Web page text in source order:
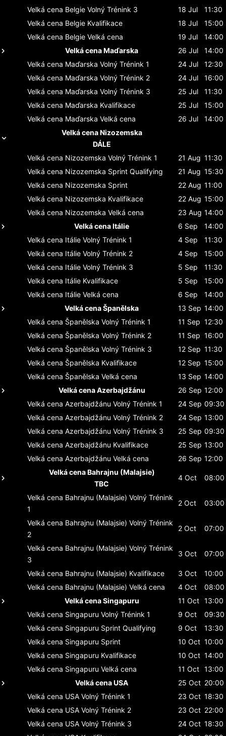
Velká cena Belgie Volný Trénink 3 18 Jul
11:30
Velká cena Belgie Kvalifikace 18 Jul
15:00
Velká cena Belgie Velká cena 19 Jul
14:00
Velká cena Maďarska
26 Jul
14:00
Velká cena Maďarska Volný Trénink 1 24 Jul
12:30
Velká cena Maďarska Volný Trénink 2 24 Jul
16:00
Velká cena Maďarska Volný Trénink 3 25 Jul
11:30
Velká cena Maďarska Kvalifikace 25 Jul
15:00
Velká cena Maďarska Velká cena 26 Jul
14:00
Velká cena Nizozemska
DÁLE
Velká cena Nizozemska Volný Trénink 1 21 Aug 11:30
Velká cena Nizozemska Sprint Qualifying 21 Aug 15:30
Velká cena Nizozemska Sprint 22 Aug 11:00
Velká cena Nizozemska Kvalifikace 22 Aug 15:00
Velká cena Nizozemska Velká cena 23 Aug 14:00
Velká cena Itálie
6 Sep
14:00
Velká cena Itálie Volný Trénink 1 4 Sep
11:30
Velká cena Itálie Volný Trénink 2 4 Sep
15:00
Velká cena Itálie Volný Trénink 3 5 Sep
11:30
Velká cena Itálie Kvalifikace 5 Sep
15:00
Velká cena Itálie Velká cena 6 Sep
14:00
Velká cena Španělska
13 Sep 14:00
Velká cena Španělska Volný Trénink 1 11 Sep 12:30
Velká cena Španělska Volný Trénink 2 11 Sep 16:00
Velká cena Španělska Volný Trénink 3 12 Sep 11:30
Velká cena Španělska Kvalifikace 12 Sep 15:00
Velká cena Španělska Velká cena 13 Sep 14:00
Velká cena Azerbajdžánu
26 Sep 12:00
Velká cena Azerbajdžánu Volný Trénink 1 24 Sep 09:30
Velká cena Azerbajdžánu Volný Trénink 2 24 Sep 13:00
Velká cena Azerbajdžánu Volný Trénink 3 25 Sep 09:30
Velká cena Azerbajdžánu Kvalifikace 25 Sep 13:00
Velká cena Azerbajdžánu Velká cena 26 Sep 12:00
Velká cena Bahrajnu (Malajsie)
TBC
4 Oct 08:00
Velká cena Bahrajnu (Malajsie) Volný Trénink
1
2 Oct 03:00
Velká cena Bahrajnu (Malajsie) Volný Trénink
2
2 Oct 07:00
Velká cena Bahrajnu (Malajsie) Volný Trénink
3
3 Oct 07:00
Velká cena Bahrajnu (Malajsie) Kvalifikace 3 Oct
10:00
Velká cena Bahrajnu (Malajsie) Velká cena 4 Oct
08:00
Velká cena Singapuru
11 Oct 13:00
Velká cena Singapuru Volný Trénink 1 9 Oct
09:30
Velká cena Singapuru Sprint Qualifying 9 Oct
13:30
Velká cena Singapuru Sprint 10 Oct 10:00
Velká cena Singapuru Kvalifikace 10 Oct 14:00
Velká cena Singapuru Velká cena 11 Oct 13:00
Velká cena USA
25 Oct 20:00
Velká cena USA Volný Trénink 1 23 Oct 18:30
Velká cena USA Volný Trénink 2 23 Oct 22:00
Velká cena USA Volný Trénink 3 24 Oct 18:30